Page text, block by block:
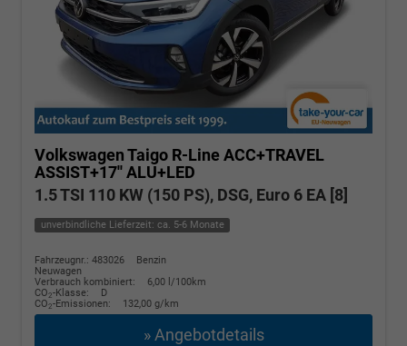
Volkswagen Taigo R-Line ACC+TRAVEL
ASSIST+17'' ALU+LED
1.5 TSI 110 KW (150 PS), DSG, Euro 6 EA [8]
unverbindliche Lieferzeit: ca. 5-6 Monate
Fahrzeugnr.: 483026
Benzin
Neuwagen
Verbrauch kombiniert:
6,00 l/100km
CO2-Klasse:
D
CO2-Emissionen: 132,00 g/km
» Angebotdetails